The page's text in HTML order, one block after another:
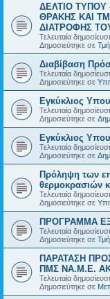
ΔΕΛΤΙΟ ΤΥΠΟΥ
ΘΡΑΚΗΣ ΚΑΙ
ΔΙΑΤΡΟΦΗΣ
Τελευταία
Δημοσιεύτηκε σε
Διαβίβαση
Τελευταία
Δημοσιεύτηκε σε
Εγκύκλιος
Τελευταία
Δημοσιεύτηκε σε
Εγκύκλιος
Τελευταία
Δημοσιεύτηκε σε
Πρόληψη των
θερμοκρασιών
Τελευταία
Δημοσιεύτηκε σε
ΠΡΟΓΡΑΜΜΑ
Τελευταία
Δημοσιεύτηκε σε
ΠΑΡΑΤΑΣΗ
ΠΜΣ ΝΑ.Μ.Ε.
Τελευταία
Δημοσιεύτηκε σε